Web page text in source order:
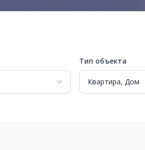
Тип объекта
Квартира, Дом